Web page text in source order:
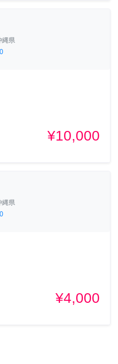
縄県
0
¥10,000
縄県
0
¥4,000